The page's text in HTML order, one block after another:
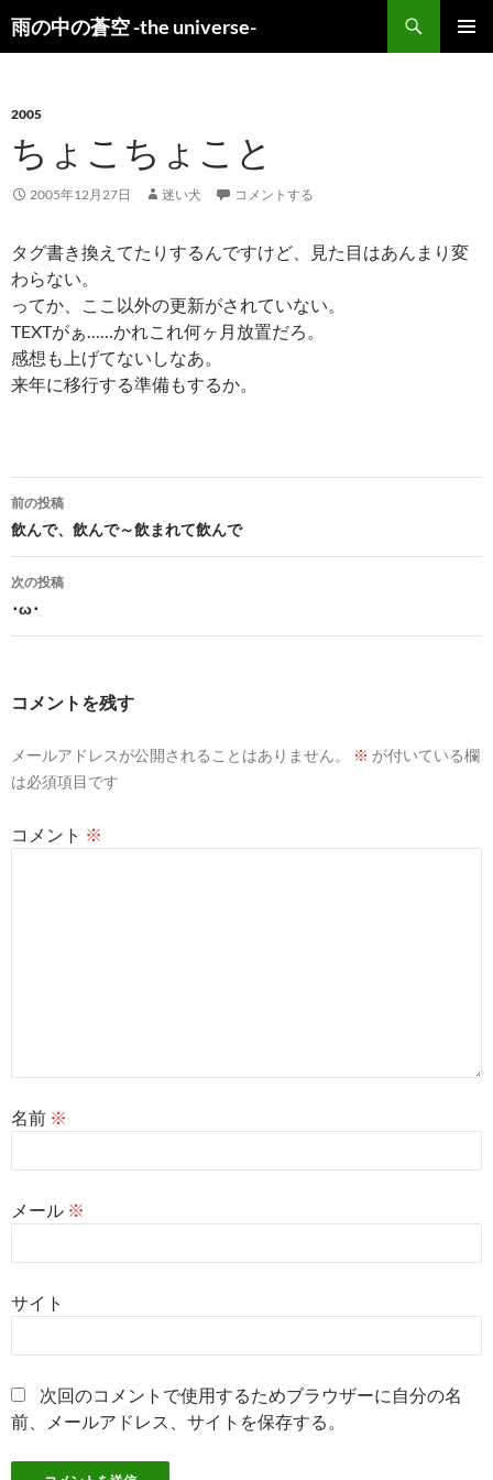
雨の中の蒼空 -the universe-
索
ン
ツ
へ
キ
プ
2005
ちょこちょこと
2005年12月27日 迷い犬 コメントする
タグ書き換えてたりするんですけど、見た目はあんまり変
わらない。
ってか、ここ以外の更新がされていない。
TEXTがぁ……かれこれ何ヶ月放置だろ。
感想も上げてないしなあ。
来年に移行する準備もするか。
投
稿
ナ
ビ
ゲ
ョ
前の投稿
飲んで、飲んで～飲まれて飲んで
次の投稿
･ω･
コメントを残す
メールアドレスが公開されることはありません。 ※ が付いている欄
は必須項目です
コメント ※
名前 ※
メール ※
サイト
次回のコメントで使用するためブラウザーに自分の名
前、メールアドレス、サイトを保存する。